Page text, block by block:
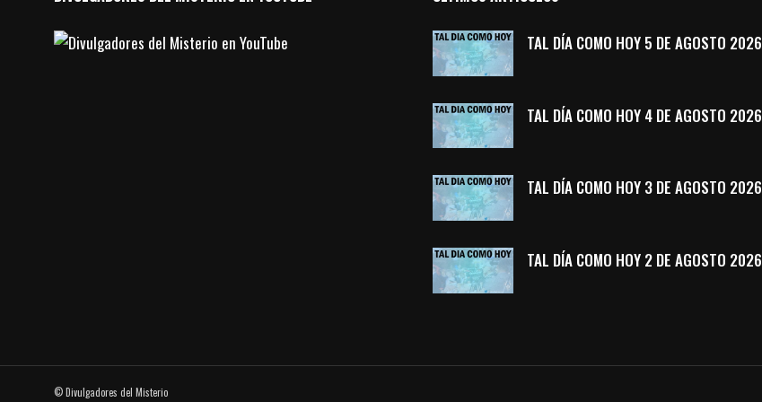
TAL DÍA COMO HOY 5 DE AGOSTO 2026
TAL DÍA COMO HOY 4 DE AGOSTO 2026
TAL DÍA COMO HOY 3 DE AGOSTO 2026
TAL DÍA COMO HOY 2 DE AGOSTO 2026
© Divulgadores del Misterio